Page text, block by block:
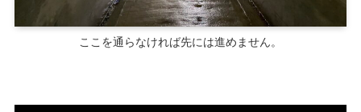
ここを通らなければ先には進めません。